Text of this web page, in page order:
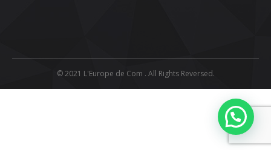
© 2021 L'Europe de Com . All Rights Reversed.